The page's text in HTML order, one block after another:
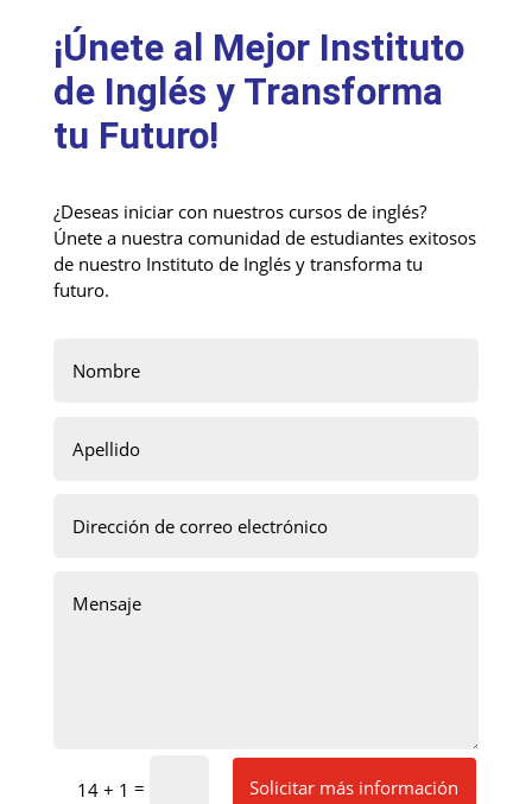
¡Únete al Mejor Instituto
de Inglés y Transforma
tu Futuro!
¿Deseas iniciar con nuestros cursos de inglés?
Únete a nuestra comunidad de estudiantes exitosos
de nuestro Instituto de Inglés y transforma tu
futuro.
14 + 1 = Solicitar más información